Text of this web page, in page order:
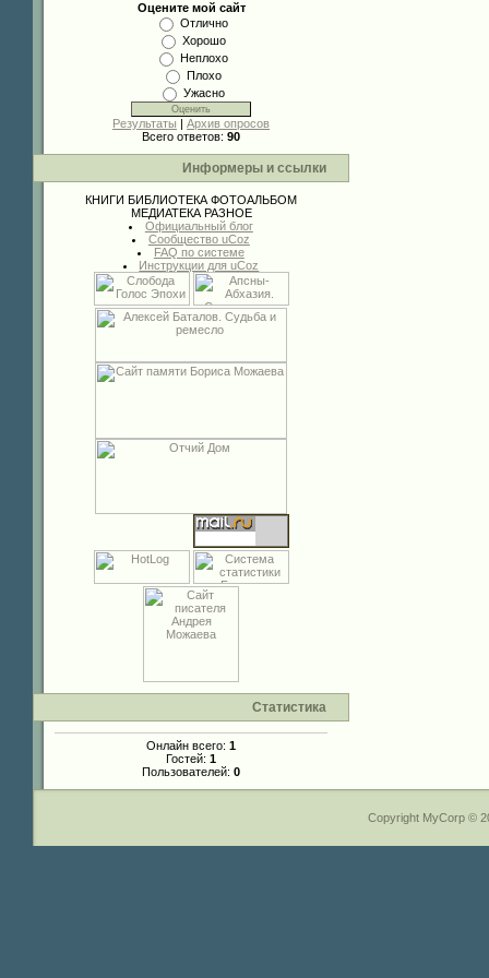
Оцените мой сайт
Отлично
Хорошо
Неплохо
Плохо
Ужасно
Результаты | Архив опросов
Всего ответов: 90
Информеры и ссылки
КНИГИ БИБЛИОТЕКА ФОТОАЛЬБОМ
МЕДИАТЕКА РАЗНОЕ
Официальный блог
Сообщество uCoz
FAQ по системе
Инструкции для uCoz
Статистика
Онлайн всего: 1
Гостей: 1
Пользователей: 0
Copyright MyCorp ©